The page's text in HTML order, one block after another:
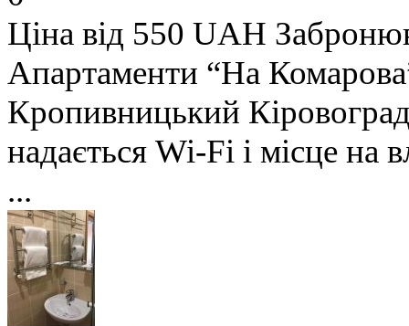
Ціна від 550 UAH
Апартаменти “На
Кропивницький
надається Wi-Fi і місце на
...